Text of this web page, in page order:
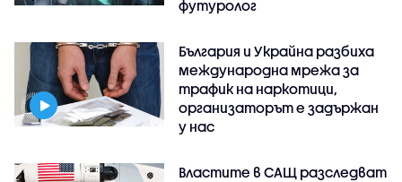
футуролог
България и Украйна разбиха
международна мрежа за
трафик на наркотици,
организаторът е задържан
у нас
Властите в САЩ разследват